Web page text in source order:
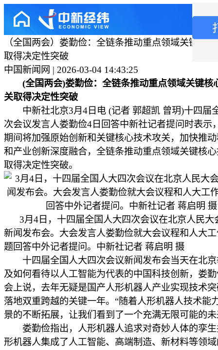
（全国两会）娄勤俭：全链条推动重点领域关键核
取得决定性突破
中国新闻网 | 2026-03-04 14:43:25
(全国两会)娄勤俭：全链条推动重点领域关键核
关取得决定性突破
中新社北京3月4日电 (记者 郭超凯 曾玥)十四届
次会议发言人娄勤俭4日回答中新社记者提问时表示
期间将加强原始创新和关键核心技术攻关，加快推
和产业创新深度融合，全链条推动重点领域关键核
取得决定性突破。
3月4日，十四届全国人大四次会议在北京人民大
新闻发布会。大会发言人娄勤俭就大会议程和人大
题回答中外记者提问。中新社记者 蒋启明 摄
十四届全国人大四次会议新闻发布会当天在北京
及如何看待以人工智能为代表的中国科技创新，娄
会上说，去年无疑是国产人形机器人产业实现技术
落地双重跨越的关键一年。“随着人形机器人技术能
景的不断拓展，让我们看到了一个充满无限可能的未
娄勤俭指出，人形机器人追求对奇妙人体的孪生
形机器人集成了人工智能、高端制造、新材料等领